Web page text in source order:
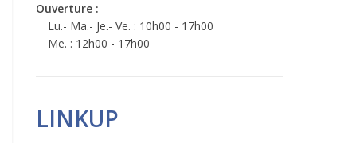
Ouverture :
Lu.- Ma.- Je.- Ve. : 10h00 - 17h00
Me. : 12h00 - 17h00
LINKUP